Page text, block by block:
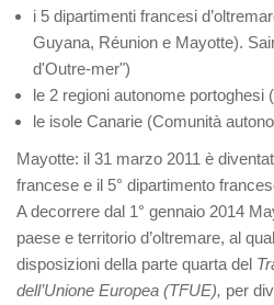
i 5 dipartimenti francesi
Guyana, Réunion e Mayotte).
d'Outre-mer")
le 2 regioni autonome portoghesi (
le isole Canarie (Comunità
Mayotte: il 31 marzo 2011 è
francese e il 5° dipartimento
A decorrere dal 1° gennaio 2014
paese e territorio d’oltremare, al
disposizioni della parte quarta del
dell’Unione Europea (TFUE), per